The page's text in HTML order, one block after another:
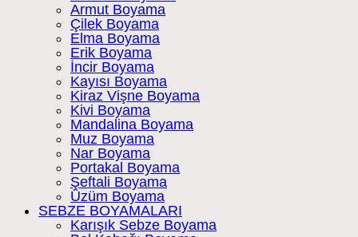
Armut Boyama
Çilek Boyama
Elma Boyama
Erik Boyama
İncir Boyama
Kayısı Boyama
Kiraz Vişne Boyama
Kivi Boyama
Mandalina Boyama
Muz Boyama
Nar Boyama
Portakal Boyama
Şeftali Boyama
Üzüm Boyama
SEBZE BOYAMALARI
Karışık Sebze Boyama